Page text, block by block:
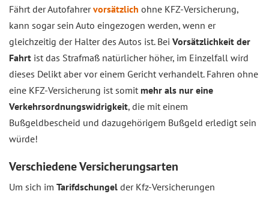
Fährt der Autofahrer vorsätzlich ohne KFZ-Versicherung,
kann sogar sein Auto eingezogen werden, wenn er
gleichzeitig der Halter des Autos ist. Bei Vorsätzlichkeit der
Fahrt ist das Strafmaß natürlicher höher, im Einzelfall wird
dieses Delikt aber vor einem Gericht verhandelt. Fahren ohne
eine KFZ-Versicherung ist somit mehr als nur eine
Verkehrsordnungswidrigkeit, die mit einem
Bußgeldbescheid und dazugehörigem Bußgeld erledigt sein
würde!
Verschiedene Versicherungsarten
Um sich im Tarifdschungel der Kfz-Versicherungen